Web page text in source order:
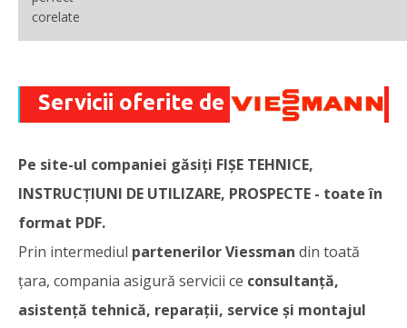
corelate
Servicii oferite de
Pe site-ul companiei găsiți FIȘE TEHNICE,
INSTRUCȚIUNI DE UTILIZARE, PROSPECTE - toate în
format PDF.
Prin intermediul partenerilor Viessman din toată
țara, compania asigură servicii ce consultanță,
asistență tehnică, reparații, service și montajul